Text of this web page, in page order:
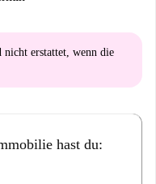
nicht erstattet, wenn die
hast du: